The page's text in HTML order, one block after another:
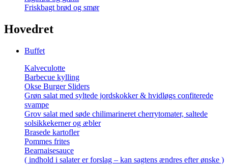
Friskbagt brød og smør
Hovedret
Buffet
Kalveculotte
Barbecue kylling
Okse Burger Sliders
Grøn salat med syltede jordskokker & hvidløgs confiterede
svampe
Grov salat med søde chilimarineret cherrytomater, saltede
solsikkekerner og æbler
Brasede kartofler
Pommes frites
Bearnaisesauce
( indhold i salater er forslag – kan sagtens ændres efter ønske )